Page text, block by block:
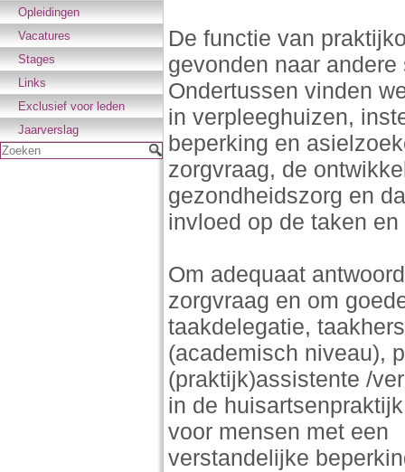
Opleidingen
Vacatures
Stages
Links
Exclusief voor leden
Jaarverslag
Zoeken
De functie van
gevonden naar
Ondertussen vinden
in verpleeghuizen,
beperking en
zorgvraag, de
gezondheidszorg en
invloed op de taken
Om adequaat
zorgvraag en om
taakdelegatie,
(academisch niveau),
(praktijk)assistente /
in de
voor mensen met een
verstandelijke